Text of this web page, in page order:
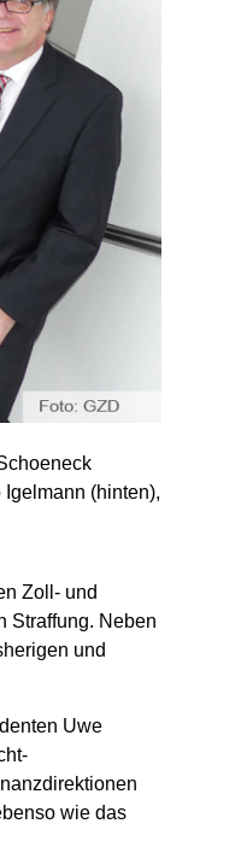
(hinten),
Zoll- und
Straffung. Neben
und
Uwe
wie das